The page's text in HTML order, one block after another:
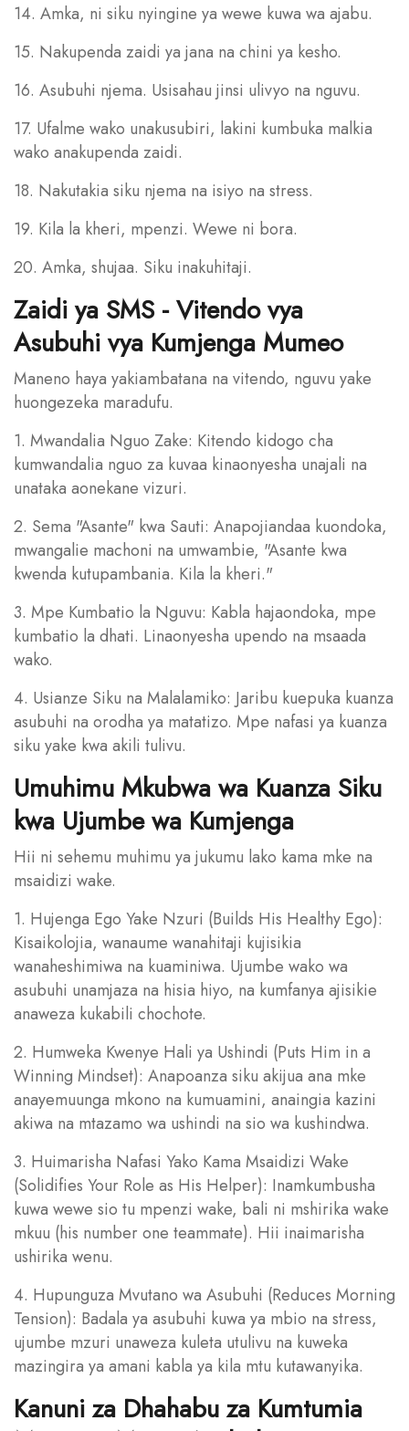
14. Amka, ni siku nyingine ya wewe kuwa wa ajabu.
15. Nakupenda zaidi ya jana na chini ya kesho.
16. Asubuhi njema. Usisahau jinsi ulivyo na nguvu.
17. Ufalme wako unakusubiri, lakini kumbuka malkia
wako anakupenda zaidi.
18. Nakutakia siku njema na isiyo na stress.
19. Kila la kheri, mpenzi. Wewe ni bora.
20. Amka, shujaa. Siku inakuhitaji.
Zaidi ya SMS - Vitendo vya
Asubuhi vya Kumjenga Mumeo
Maneno haya yakiambatana na vitendo, nguvu yake
huongezeka maradufu.
1. Mwandalia Nguo Zake: Kitendo kidogo cha
kumwandalia nguo za kuvaa kinaonyesha unajali na
unataka aonekane vizuri.
2. Sema "Asante" kwa Sauti: Anapojiandaa kuondoka,
mwangalie machoni na umwambie, "Asante kwa
kwenda kutupambania. Kila la kheri."
3. Mpe Kumbatio la Nguvu: Kabla hajaondoka, mpe
kumbatio la dhati. Linaonyesha upendo na msaada
wako.
4. Usianze Siku na Malalamiko: Jaribu kuepuka kuanza
asubuhi na orodha ya matatizo. Mpe nafasi ya kuanza
siku yake kwa akili tulivu.
Umuhimu Mkubwa wa Kuanza Siku
kwa Ujumbe wa Kumjenga
Hii ni sehemu muhimu ya jukumu lako kama mke na
msaidizi wake.
1. Hujenga Ego Yake Nzuri (Builds His Healthy Ego):
Kisaikolojia, wanaume wanahitaji kujisikia
wanaheshimiwa na kuaminiwa. Ujumbe wako wa
asubuhi unamjaza na hisia hiyo, na kumfanya ajisikie
anaweza kukabili chochote.
2. Humweka Kwenye Hali ya Ushindi (Puts Him in a
Winning Mindset): Anapoanza siku akijua ana mke
anayemuunga mkono na kumuamini, anaingia kazini
akiwa na mtazamo wa ushindi na sio wa kushindwa.
3. Huimarisha Nafasi Yako Kama Msaidizi Wake
(Solidifies Your Role as His Helper): Inamkumbusha
kuwa wewe sio tu mpenzi wake, bali ni mshirika wake
mkuu (his number one teammate). Hii inaimarisha
ushirika wenu.
4. Hupunguza Mvutano wa Asubuhi (Reduces Morning
Tension): Badala ya asubuhi kuwa ya mbio na stress,
ujumbe mzuri unaweza kuleta utulivu na kuweka
mazingira ya amani kabla ya kila mtu kutawanyika.
Kanuni za Dhahabu za Kumtumia